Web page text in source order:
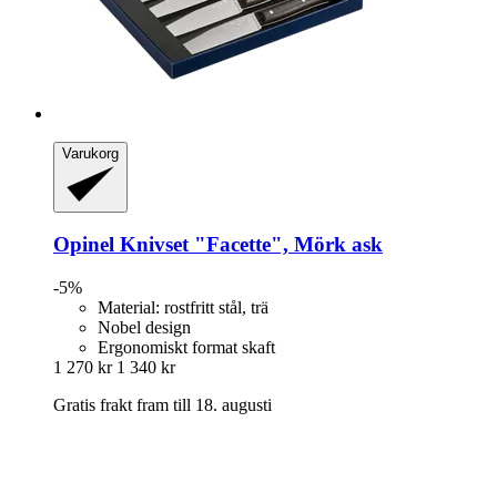
Varukorg
Opinel Knivset "Facette", Mörk ask
-5%
Material: rostfritt stål, trä
Nobel design
Ergonomiskt format skaft
1 270 kr 1 340 kr
Gratis frakt fram till 18. augusti